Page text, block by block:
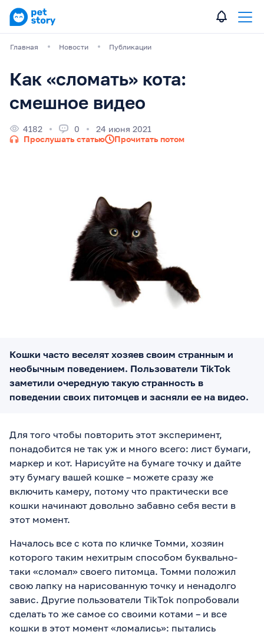
Главная Новости Публикации
Как «сломать» кота:
смешное видео
4182 0
24 июня 2021
Прослушать статью
Прочитать потом
Кошки часто веселят хозяев своим странным и
необычным поведением. Пользователи TikTok
заметили очередную такую странность в
поведении своих питомцев и засняли ее на видео.
Для того чтобы повторить этот эксперимент,
понадобится не так уж и много всего: лист бумаги,
маркер и кот. Нарисуйте на бумаге точку и дайте
эту бумагу вашей кошке – можете сразу же
включить камеру, потому что практически все
кошки начинают довольно забавно себя вести в
этот момент.
Началось все с кота по кличке Томми, хозяин
которого таким нехитрым способом буквально-
таки «сломал» своего питомца. Томми положил
свою лапку на нарисованную точку и ненадолго
завис. Другие пользователи TikTok попробовали
сделать то же самое со своими котами – и все
кошки в этот момент «ломались»: пытались